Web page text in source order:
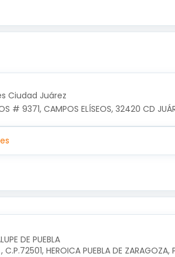
Ciudad Juárez
# 9371, CAMPOS ELÍSEOS, 32420 CD
DE PUEBLA
C.P.72501, HEROICA PUEBLA DE ZARAGOZA,